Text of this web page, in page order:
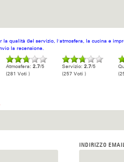
la qualità del servizio, l'atmosfera, la cucina e
la recensione.
Atmosfera: 2.7/5
(281 Voti )
Servizio: 2.7/5
(257 Voti )
INDIRIZZO